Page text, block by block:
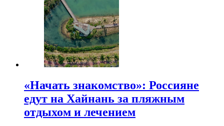
«Начать знакомство»: Россияне
едут на Хайнань за пляжным
отдыхом и лечением